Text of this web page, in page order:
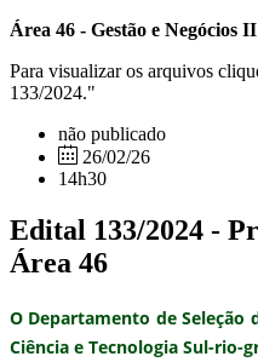
Área 46 - Gestão e Negócios
Para visualizar os arquivos
133/2024."
não publicado
26/02/26
14h30
Edital 133/2024 -
Área 46
O Departamento de Seleção
Ciência e Tecnologia Sul-rio-